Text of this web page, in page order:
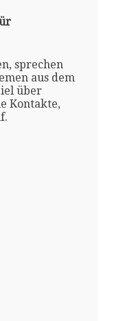
sprechen
aus dem
über
Kontakte,